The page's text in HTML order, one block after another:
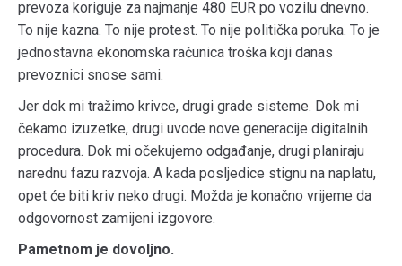
prevoza koriguje za najmanje 480 EUR po vozilu dnevno.
To nije kazna. To nije protest. To nije politička poruka. To je
jednostavna ekonomska računica troška koji danas
prevoznici snose sami.
Jer dok mi tražimo krivce, drugi grade sisteme. Dok mi
čekamo izuzetke, drugi uvode nove generacije digitalnih
procedura. Dok mi očekujemo odgađanje, drugi planiraju
narednu fazu razvoja. A kada posljedice stignu na naplatu,
opet će biti kriv neko drugi. Možda je konačno vrijeme da
odgovornost zamijeni izgovore.
Pametnom je dovoljno.